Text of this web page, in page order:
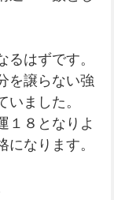
はずです。
を譲らない強
ました。
１８となりよ
になります。